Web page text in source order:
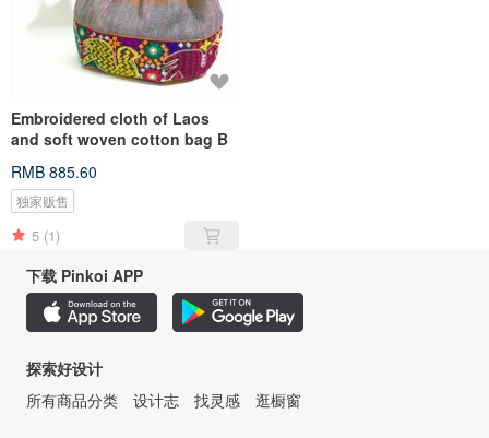
Embroidered cloth of Laos
and soft woven cotton bag B
RMB 885.60
独家贩售
5 (1)
下载 Pinkoi APP
探索好设计
所有商品分类
设计志 找灵感 逛橱窗